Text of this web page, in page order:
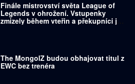
Finále mistrovství světa League of
Legends v ohrožení. Vstupenky
zmizely během vteřin a překupníci je
The MongolZ budou obhajovat titul z
EWC bez trenéra